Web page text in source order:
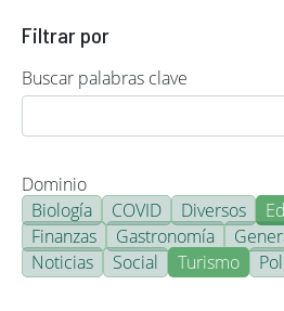
Filtrar por
Buscar palabras clave
Dominio
Biología
COVID Diversos
Finanzas
Gastronomía
Noticias
Social Turismo